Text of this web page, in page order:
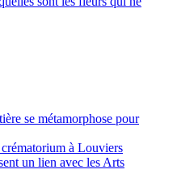
se métamorphose pour
à Louviers
un lien avec les Arts